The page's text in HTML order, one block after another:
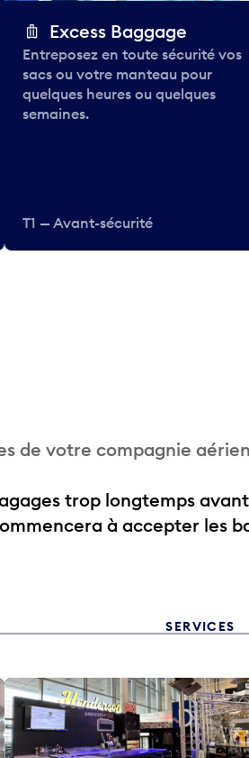
Excess Baggage
Entreposez en toute sécurité vos
sacs ou votre manteau pour
quelques heures ou quelques
semaines.
T1 — Avant-sécurité
de votre compagnie
trop longtemps
à accepter les
SERVICES